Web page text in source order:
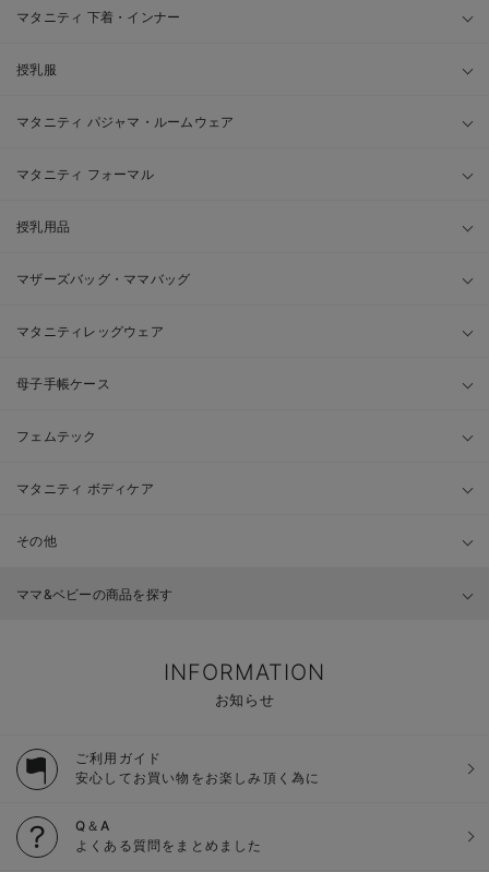
マタニティ 下着・インナー
授乳服
マタニティ パジャマ・ルームウェア
マタニティ フォーマル
授乳用品
マザーズバッグ・ママバッグ
マタニティレッグウェア
母子手帳ケース
フェムテック
マタニティ ボディケア
その他
ママ&ベビーの商品を探す
INFORMATION
お知らせ
ご利用ガイド
安心してお買い物をお楽しみ頂く為に
Q＆A
よくある質問をまとめました